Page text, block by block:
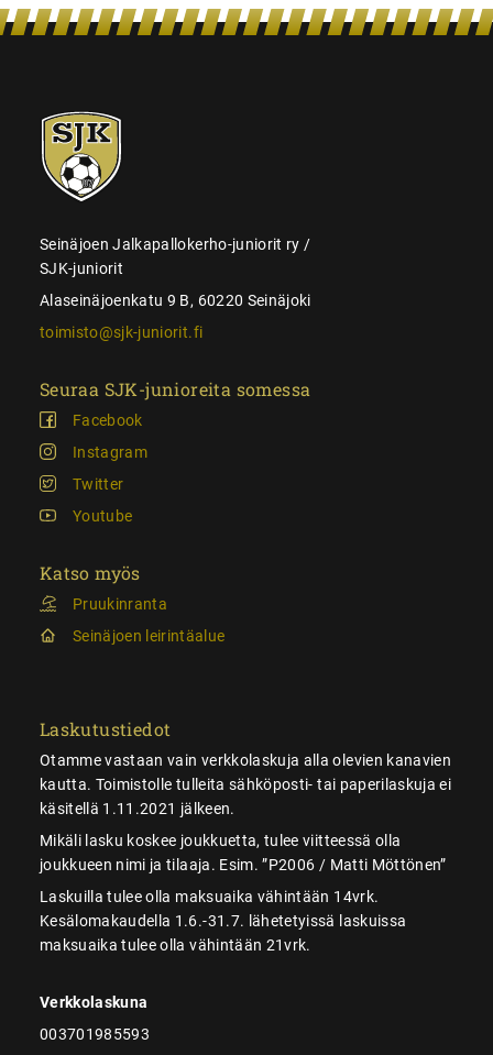
SJK-
juniorit
Seinäjoen Jalkapallokerho-juniorit ry /
SJK-juniorit
Alaseinäjoenkatu 9 B, 60220 Seinäjoki
toimisto@sjk-juniorit.fi
Seuraa SJK-junioreita somessa
Facebook
Instagram
Twitter
Youtube
Katso myös
Pruukinranta
Seinäjoen leirintäalue
Laskutustiedot
Otamme vastaan vain verkkolaskuja alla olevien kanavien
kautta. Toimistolle tulleita sähköposti- tai paperilaskuja ei
käsitellä 1.11.2021 jälkeen.
Mikäli lasku koskee joukkuetta, tulee viitteessä olla
joukkueen nimi ja tilaaja. Esim. ”P2006 / Matti Möttönen”
Laskuilla tulee olla maksuaika vähintään 14vrk.
Kesälomakaudella 1.6.-31.7. lähetetyissä laskuissa
maksuaika tulee olla vähintään 21vrk.
Verkkolaskuna
003701985593